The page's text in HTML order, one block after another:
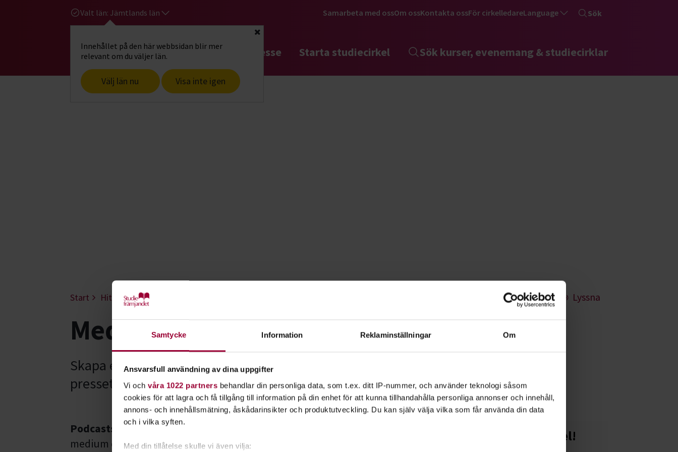
Samtycke Information Reklaminställningar Om
Ansvarsfull användning av dina uppgifter
Vi och våra 1022 partners behandlar din personliga data, som t.ex. ditt IP-nummer, och använder teknologi såsom
cookies för att lagra och få tillgång till information på din enhet för att kunna tillhandahålla personliga annonser och innehåll,
annons- och innehållsmätning, åskådarinsikter och produktutveckling. Du kan själv välja vilka som får använda din data
och i vilka syften.
Med din tillåtelse skulle vi även vilja:
Valt län: Jämtlands län
Innehållet på den här webbsidan blir mer
relevant om du väljer län.
Välj län nu Visa inte igen
Stäng
Samarbeta med ossOm ossKontakta ossFör cirkelledareLanguage Sök
Gå till studiefrämjandets startsidaHitta intresse Starta studiecirkel Sök kurser, evenemang & studiecirklar
Start Hitta intresse Lyssna
Media - Jämtland
Skapa en egen podcast och bli bättre på multimedia. Lär dig också mer om
pressetik och hur du marknadsför ditt multimediaprojekt.
Podcasts
, eller poddradio, har blivit ett allt vanligare och mer populärt
medium de senaste tio åren. Idag kan nästan vem som helst starta en
Starta en studiecirkel!